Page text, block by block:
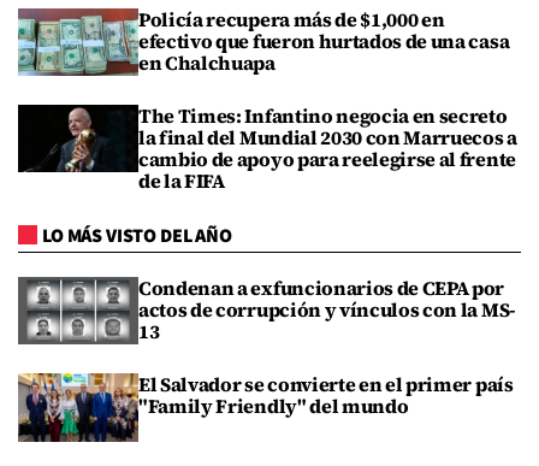
Policía recupera más de $1,000 en
efectivo que fueron hurtados de una casa
en Chalchuapa
The Times: Infantino negocia en secreto
la final del Mundial 2030 con Marruecos a
cambio de apoyo para reelegirse al frente
de la FIFA
LO MÁS VISTO DEL AÑO
Condenan a exfuncionarios de CEPA por
actos de corrupción y vínculos con la MS-
13
El Salvador se convierte en el primer país
"Family Friendly" del mundo